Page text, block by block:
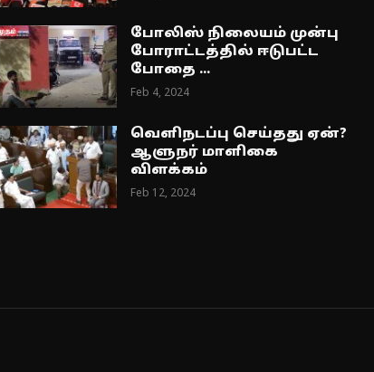
போலிஸ் நிலையம் முன்பு
போராட்டத்தில் ஈடுபட்ட
போதை ...
Feb 4, 2024
வெளிநடப்பு செய்தது ஏன்?
ஆளுநர் மாளிகை
விளக்கம்
Feb 12, 2024